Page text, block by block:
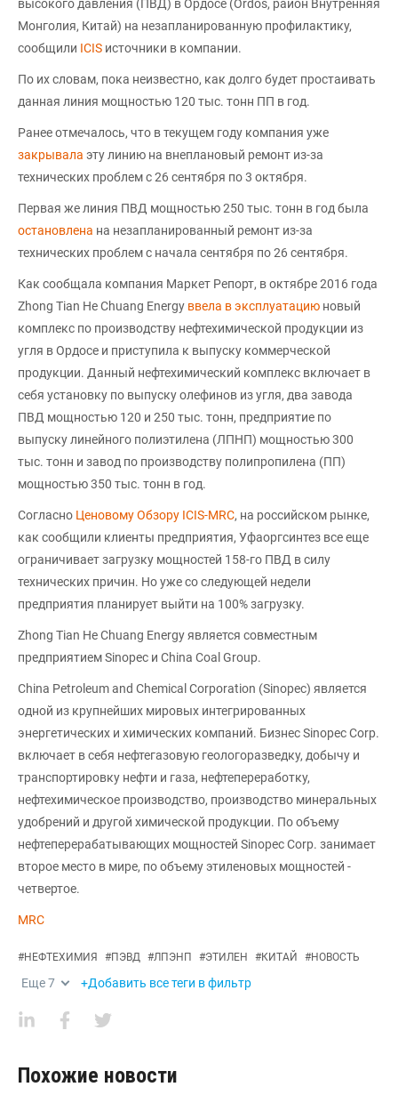
высокого давления (ПВД) в Ордосе (Ordos, район Внутренняя
Монголия, Китай) на незапланированную профилактику,
сообщили ICIS источники в компании.
По их словам, пока неизвестно, как долго будет простаивать
данная линия мощностью 120 тыс. тонн ПП в год.
Ранее отмечалось, что в текущем году компания уже
закрывала эту линию на внеплановый ремонт из-за
технических проблем с 26 сентября по 3 октября.
Первая же линия ПВД мощностью 250 тыс. тонн в год была
остановлена на незапланированный ремонт из-за
технических проблем с начала сентября по 26 сентября.
Как сообщала компания Маркет Репорт, в октябре 2016 года
Zhong Tian He Chuang Energy ввела в эксплуатацию новый
комплекс по производству нефтехимической продукции из
угля в Ордосе и приступила к выпуску коммерческой
продукции. Данный нефтехимический комплекс включает в
себя установку по выпуску олефинов из угля, два завода
ПВД мощностью 120 и 250 тыс. тонн, предприятие по
выпуску линейного полиэтилена (ЛПНП) мощностью 300
тыс. тонн и завод по производству полипропилена (ПП)
мощностью 350 тыс. тонн в год.
Согласно Ценовому Обзору ICIS-MRC, на российском рынке,
как сообщили клиенты предприятия, Уфаоргсинтез все еще
ограничивает загрузку мощностей 158-го ПВД в силу
технических причин. Но уже со следующей недели
предприятия планирует выйти на 100% загрузку.
Zhong Tian He Chuang Energy является совместным
предприятием Sinopec и China Coal Group.
China Petroleum and Chemical Corporation (Sinopec) является
одной из крупнейших мировых интегрированных
энергетических и химических компаний. Бизнес Sinopec Corp.
включает в себя нефтегазовую геологоразведку, добычу и
транспортировку нефти и газа, нефтепереработку,
нефтехимическое производство, производство минеральных
удобрений и другой химической продукции. По объему
нефтеперерабатывающих мощностей Sinopec Corp. занимает
второе место в мире, по объему этиленовых мощностей -
четвертое.
MRC
#НЕФТЕХИМИЯ #ПЭВД #ЛПЭНП #ЭТИЛЕН #КИТАЙ #НОВОСТЬ
Еще7 +Добавить все теги в фильтр
Похожие новости